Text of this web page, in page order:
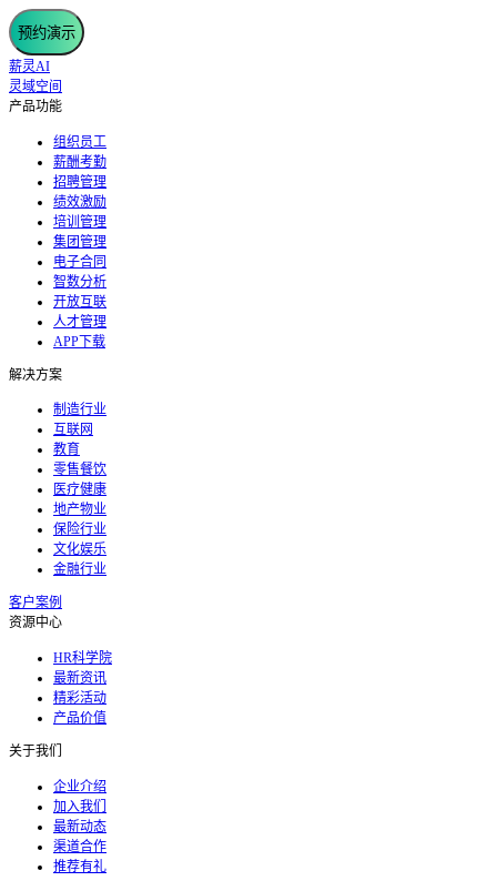
预约演示
薪灵AI
灵域空间
产品功能
组织员工
薪酬考勤
招聘管理
绩效激励
培训管理
集团管理
电子合同
智数分析
开放互联
人才管理
APP下载
解决方案
制造行业
互联网
教育
零售餐饮
医疗健康
地产物业
保险行业
文化娱乐
金融行业
客户案例
资源中心
HR科学院
最新资讯
精彩活动
产品价值
关于我们
企业介绍
加入我们
最新动态
渠道合作
推荐有礼